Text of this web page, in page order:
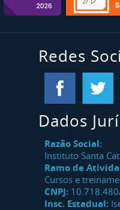
Redes
Dados
Razão Social:
Instituto Santa
Ramo de
Cursos e
CNPJ:
Insc. Estadual: